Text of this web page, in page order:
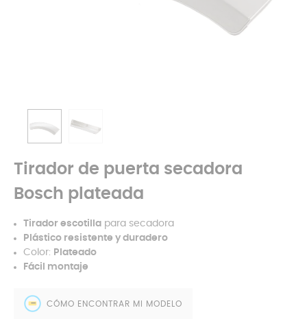
Tirador de puerta secadora
Bosch plateada
Tirador escotilla para secadora
Plástico resistente y duradero
Color: Plateado
Fácil montaje
CÓMO ENCONTRAR MI MODELO